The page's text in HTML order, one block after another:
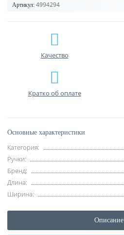
Артикул: 4994294
Качество
Кратко об оплате
Основные характеристики
Категория:
Ручки:
Бренд:
Длина:
Ширина:
Описание